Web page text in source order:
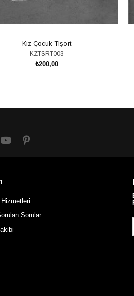
Kız Çocuk Tişort
KZTSRT003
₺200,00
Sorular